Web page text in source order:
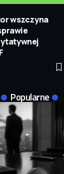
wszczyna
Popularne